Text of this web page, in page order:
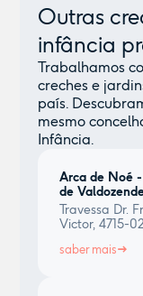
Outras
infância
Trabalhamos
creches e
país.
mesmo
Infância.
Arca de Noé
de
Travessa Dr.
Victor, 4715-
saber mais